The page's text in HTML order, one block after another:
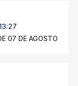
07 DE AGOSTO